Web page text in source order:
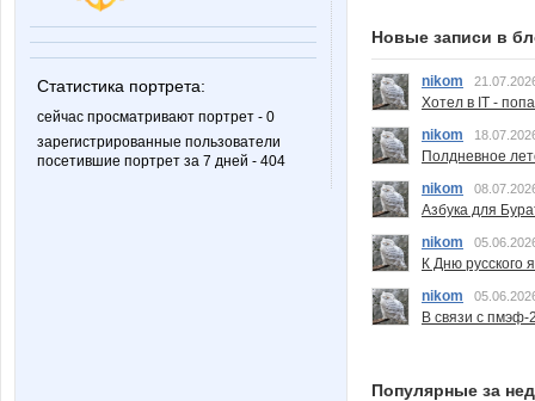
Статистика портрета:
сейчас просматривают портрет - 0
зарегистрированные пользователи
посетившие портрет за 7 дней - 404
Новые записи в
nikom
Хотел в IT -
nikom
Полдневное
nikom
Азбука для
nikom
К Дню русского
nikom
В связи с пмэф-
Популярные за